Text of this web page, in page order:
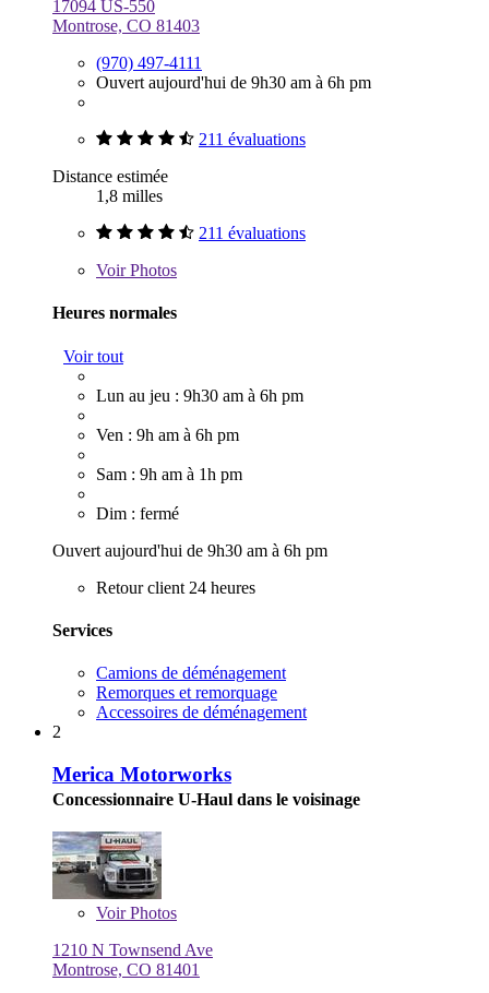
17094 US-550
Montrose, CO 81403
(970) 497-4111
Ouvert aujourd'hui de 9h30 am à 6h pm
211 évaluations
Distance estimée
1,8 milles
211 évaluations
VoirPhotos
Heures normales
Voir tout
Lun au jeu : 9h30 am à 6h pm
Ven : 9h am à 6h pm
Sam : 9h am à 1h pm
Dim : fermé
Ouvert aujourd'hui de 9h30 am à 6h pm
Retour client 24 heures
Services
Camions de déménagement
Remorques et remorquage
Accessoires de déménagement
2
Merica Motorworks
Concessionnaire U-Haul dans le voisinage
VoirPhotos
1210 N Townsend Ave
Montrose, CO 81401